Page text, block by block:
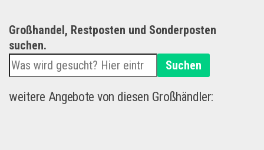
Großhandel, Restposten und Sonderposten
suchen.
Suchen
weitere Angebote von diesen Großhändler: